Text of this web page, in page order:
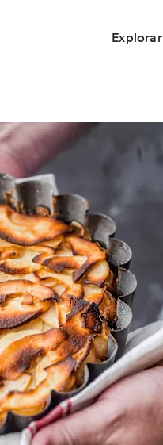
Explorar